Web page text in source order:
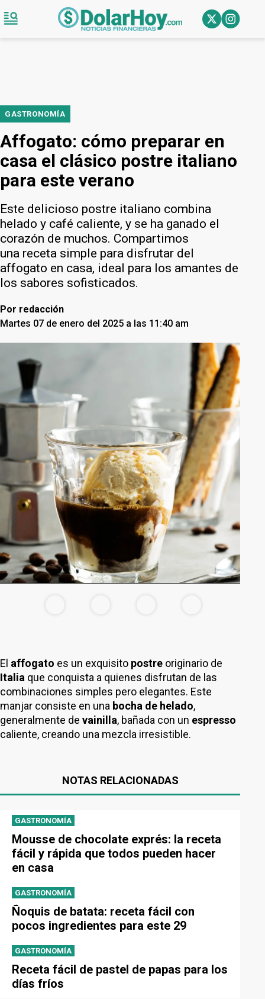
GASTRONOMÍA
Affogato: cómo preparar en
casa el clásico postre italiano
para este verano
Este delicioso postre italiano combina
helado y café caliente, y se ha ganado el
corazón de muchos. Compartimos
una receta simple para disfrutar del
affogato en casa, ideal para los amantes de
los sabores sofisticados.
Por redacción
Martes 07 de enero del 2025 a las 11:40 am
El affogato es un exquisito postre originario de
Italia que conquista a quienes disfrutan de las
combinaciones simples pero elegantes. Este
manjar consiste en una bocha de helado,
generalmente de vainilla, bañada con un espresso
caliente, creando una mezcla irresistible.
NOTAS RELACIONADAS
GASTRONOMÍA
Mousse de chocolate exprés: la receta
fácil y rápida que todos pueden hacer
en casa
GASTRONOMÍA
Ñoquis de batata: receta fácil con
pocos ingredientes para este 29
GASTRONOMÍA
Receta fácil de pastel de papas para los
días fríos